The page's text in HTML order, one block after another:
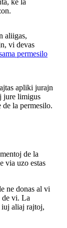
ke la
aliigas,
vi devas
permesilo
apliki jurajn
jure limigus
la permesilo.
de la
via uzo estas
ne donas al vi
de vi. La
aliaj rajtoj,